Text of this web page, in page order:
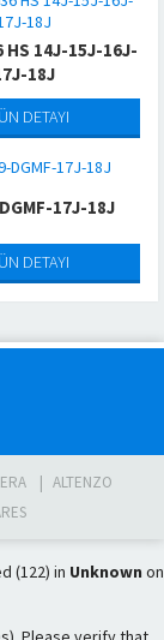
HS 14J-15J-16J-
18J
DETAYI
17J-18J
DETAYI
ALTENZO
(122) in Unknown on